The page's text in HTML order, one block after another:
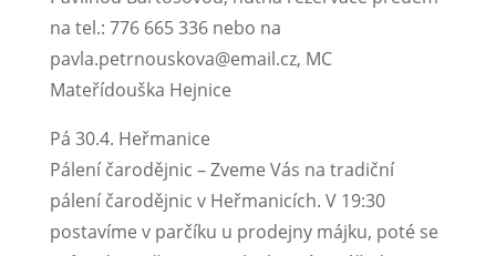
na tel.: 776 665 336 nebo na
pavla.petrnouskova@email.cz, MC
Mateřídouška Hejnice
Pá 30.4. Heřmanice
Pálení čarodějnic – Zveme Vás na tradiční
pálení čarodějnic v Heřmanicích. V 19:30
postavíme v parčíku u prodejny májku, poté se